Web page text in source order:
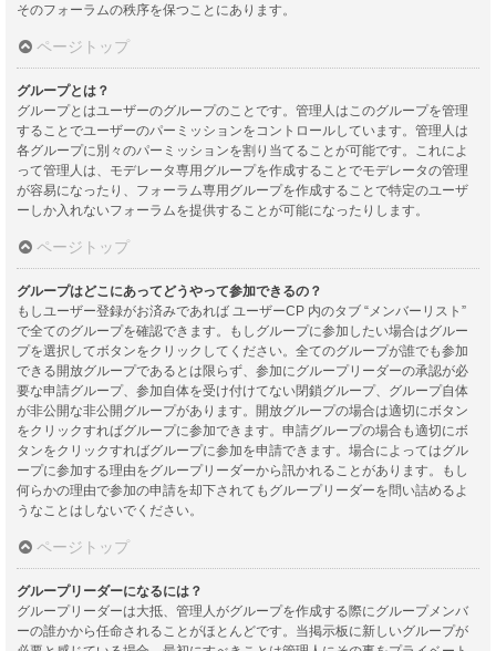
そのフォーラムの秩序を保つことにあります。
ページトップ
グループとは？
グループとはユーザーのグループのことです。管理人はこのグループを管理
することでユーザーのパーミッションをコントロールしています。管理人は
各グループに別々のパーミッションを割り当てることが可能です。これによ
って管理人は、モデレータ専用グループを作成することでモデレータの管理
が容易になったり、フォーラム専用グループを作成することで特定のユーザ
ーしか入れないフォーラムを提供することが可能になったりします。
ページトップ
グループはどこにあってどうやって参加できるの？
もしユーザー登録がお済みであれば ユーザーCP 内のタブ “メンバーリスト”
で全てのグループを確認できます。もしグループに参加したい場合はグルー
プを選択してボタンをクリックしてください。全てのグループが誰でも参加
できる開放グループであるとは限らず、参加にグループリーダーの承認が必
要な申請グループ、参加自体を受け付けてない閉鎖グループ、グループ自体
が非公開な非公開グループがあります。開放グループの場合は適切にボタン
をクリックすればグループに参加できます。申請グループの場合も適切にボ
タンをクリックすればグループに参加を申請できます。場合によってはグル
ープに参加する理由をグループリーダーから訊かれることがあります。もし
何らかの理由で参加の申請を却下されてもグループリーダーを問い詰めるよ
うなことはしないでください。
ページトップ
グループリーダーになるには？
グループリーダーは大抵、管理人がグループを作成する際にグループメンバ
ーの誰かから任命されることがほとんどです。当掲示板に新しいグループが